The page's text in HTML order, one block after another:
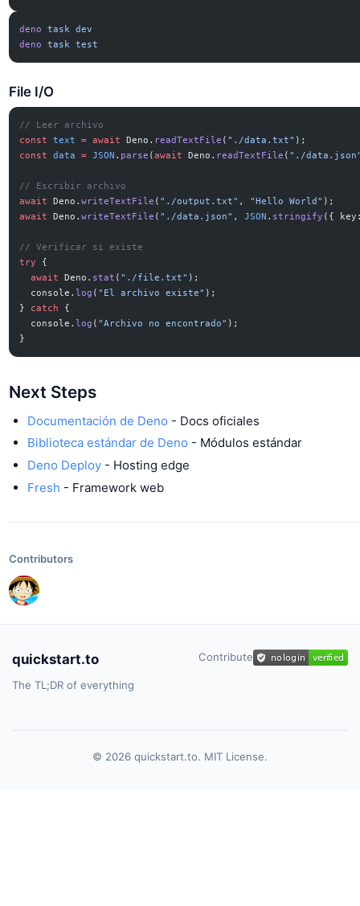
deno task dev
deno
task test
File I/O
// Leer archivo
const
text = await Deno. readTextFile ( "./data.txt" );
const
data = JSON . parse (await Deno. readTextFile ( "./
// Escribir archivo
await
Deno.writeTextFile ( "./output.txt" , "Hello World" );
await
Deno.writeTextFile ( "./data.json" , JSON . stringify ({
// Verificar si existe
try
{
  await
Deno. stat ( "./file.txt" );
  console.
log ( "El archivo existe" );
} catch
{
  console.
log ( "Archivo no encontrado" );
}
Next Steps
Documentación de Deno - Docs oficiales
Biblioteca estándar de Deno - Módulos estándar
Deno Deploy- Hosting edge
Fresh - Framework web
Contributors
quickstart.to
The TL;DR of everything
Contribute
© 2026 quickstart.to. MIT License.